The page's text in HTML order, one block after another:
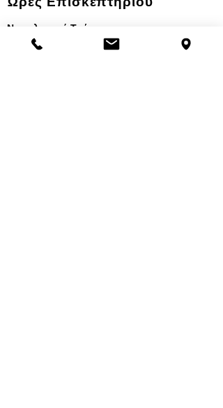
Νοσηλευτικά Τμήματα
Χειμερινό ωράριο: 11.00-13.00
17.30-19.30